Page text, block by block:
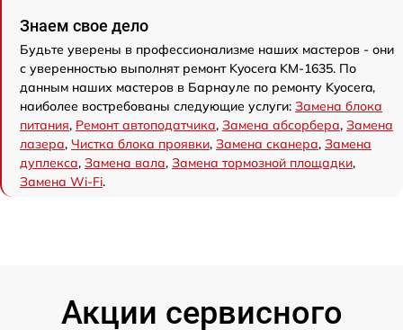
Знаем свое дело
Будьте уверены в профессионализме наших мастеров - они
с уверенностью выполнят ремонт Kyocera KM-1635. По
данным наших мастеров в Барнауле по ремонту Kyocera,
наиболее востребованы следующие услуги: Замена блока
питания, Ремонт автоподатчика, Замена абсорбера, Замена
лазера, Чистка блока проявки, Замена сканера, Замена
дуплекса, Замена вала, Замена тормозной площадки,
Замена Wi-Fi.
Акции сервисного